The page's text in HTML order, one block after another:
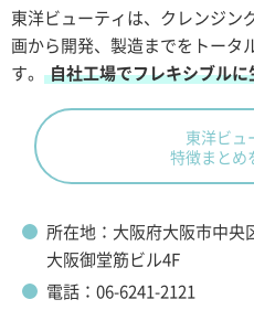
東洋ビューティは、クレンジン
画から開発、製造までをトータ
す。
自社工場でフレキシブル
東洋ビュ
特徴まとめ
所在地：大阪府大阪市中央
大阪御堂筋ビル4F
電話：06-6241-2121